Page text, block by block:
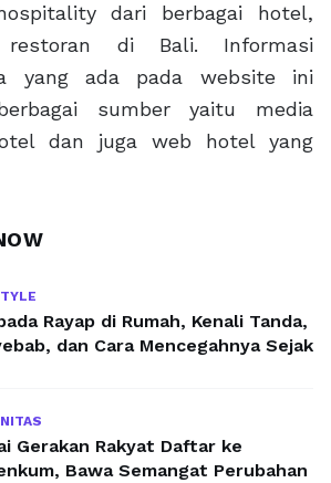
dari berbagai hotel,
di Bali. Informasi
yang ada pada website ini
sumber yaitu media
dan juga web hotel yang
Rayap di Rumah, Kenali Tanda,
dan Cara Mencegahnya Sejak
Gerakan Rakyat Daftar ke
Bawa Semangat Perubahan